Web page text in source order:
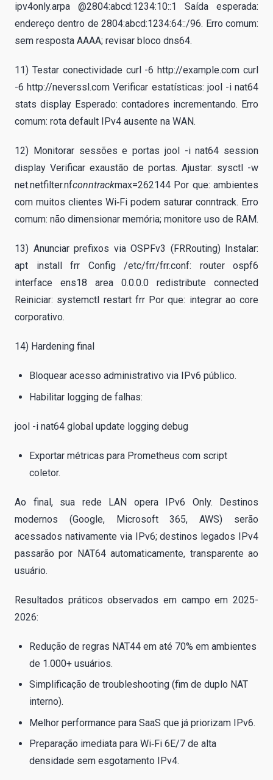
ipv4only.arpa @2804:abcd:1234:10::1 Saída esperada:
endereço dentro de 2804:abcd:1234:64::/96. Erro comum:
sem resposta AAAA; revisar bloco dns64.
11) Testar conectividade curl -6 http://example.com curl
-6 http://neverssl.com Verificar estatísticas: jool -i nat64
stats display Esperado: contadores incrementando. Erro
comum: rota default IPv4 ausente na WAN.
12) Monitorar sessões e portas jool -i nat64 session
display Verificar exaustão de portas. Ajustar: sysctl -w
net.netfilter.nfconntrackmax=262144 Por que: ambientes
com muitos clientes Wi‑Fi podem saturar conntrack. Erro
comum: não dimensionar memória; monitore uso de RAM.
13) Anunciar prefixos via OSPFv3 (FRRouting) Instalar:
apt install frr Config /etc/frr/frr.conf: router ospf6
interface ens18 area 0.0.0.0 redistribute connected
Reiniciar: systemctl restart frr Por que: integrar ao core
corporativo.
14) Hardening final
Bloquear acesso administrativo via IPv6 público.
Habilitar logging de falhas:
jool -i nat64 global update logging debug
Exportar métricas para Prometheus com script
coletor.
Ao final, sua rede LAN opera IPv6 Only. Destinos
modernos (Google, Microsoft 365, AWS) serão
acessados nativamente via IPv6; destinos legados IPv4
passarão por NAT64 automaticamente, transparente ao
usuário.
Resultados práticos observados em campo em 2025-
2026:
Redução de regras NAT44 em até 70% em ambientes
de 1.000+ usuários.
Simplificação de troubleshooting (fim de duplo NAT
interno).
Melhor performance para SaaS que já priorizam IPv6.
Preparação imediata para Wi‑Fi 6E/7 de alta
densidade sem esgotamento IPv4.